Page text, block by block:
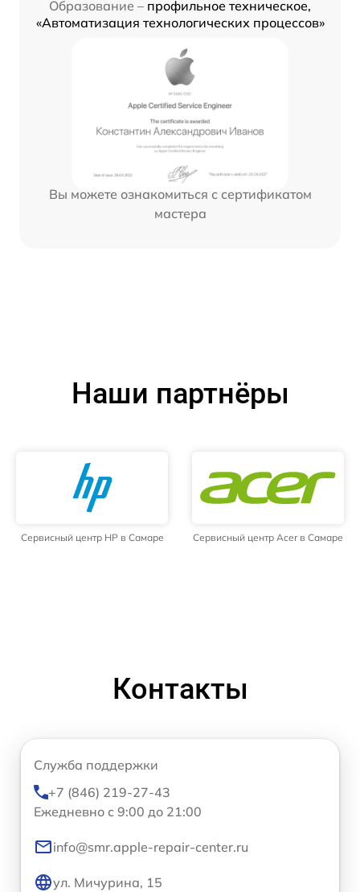
Образование – профильное техническое,
«Автоматизация технологических процессов»
Вы можете ознакомиться с сертификатом
мастера
Наши партнёры
Сервисный центр HP в Самаре Сервисный центр Acer в Самаре
Контакты
Служба поддержки
+7 (846) 219-27-43
Ежедневно с 9:00 до 21:00
info@smr.apple-repair-center.ru
ул. Мичурина, 15